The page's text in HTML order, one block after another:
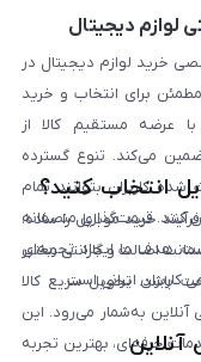
لوازم دیجیتال
خرید لوازم دیجیتال در
بستری مطمئن برای انتخاب و خرید
عرضه مستقیم کالا از
می‌کند. تنوع گسترده
کاربران بتوانند تمام
کنند. قیمت‌گذاری منصفانه
هدف ما ایجاد تجربه‌ای
کاربران ایرانی است.
انتخاب کنید؟
خرید موبایل را ساده،
اصالت و گارانتی معتبر
باشد. تحویل سریع کالا
به‌شمار می‌رود. این
حرفه‌ای، بهترین تجربه